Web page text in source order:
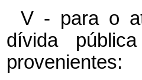
V - para o
dívida
provenientes: